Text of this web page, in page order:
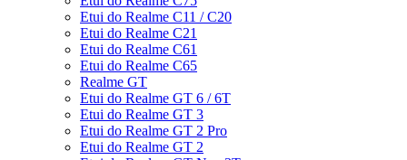
Etui do Realme C11 / C20
Etui do Realme C21
Etui do Realme C61
Etui do Realme C65
Realme GT
Etui do Realme GT 6 / 6T
Etui do Realme GT 3
Etui do Realme GT 2 Pro
Etui do Realme GT 2